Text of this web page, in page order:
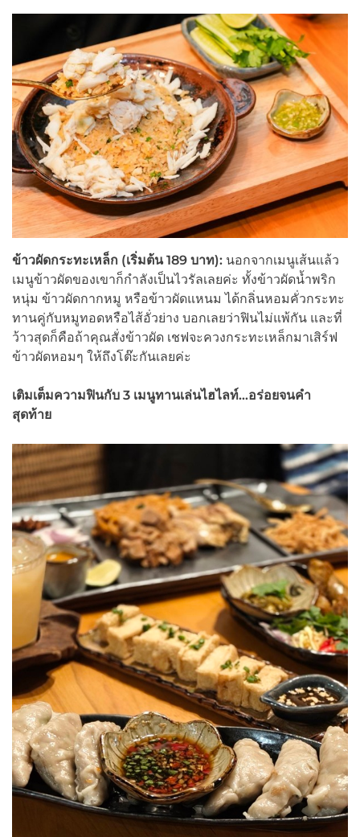
ข้าวผัดกระทะเหล็ก (เริ่มต้น 189 บาท): นอกจากเมนูเส้นแล้ว
เมนูข้าวผัดของเขาก็กำลังเป็นไวรัลเลยค่ะ ทั้งข้าวผัดน้ำพริก
หนุ่ม ข้าวผัดกากหมู หรือข้าวผัดแหนม ได้กลิ่นหอมคั่วกระทะ
ทานคู่กับหมูทอดหรือไส้อั่วย่าง บอกเลยว่าฟินไม่แพ้กัน และที่
ว้าวสุดก็คือถ้าคุณสั่งข้าวผัด เชฟจะควงกระทะเหล็กมาเสิร์ฟ
ข้าวผัดหอมๆ ให้ถึงโต๊ะกันเลยค่ะ
เติมเต็มความฟินกับ 3 เมนูทานเล่นไฮไลท์…อร่อยจนคำ
สุดท้าย